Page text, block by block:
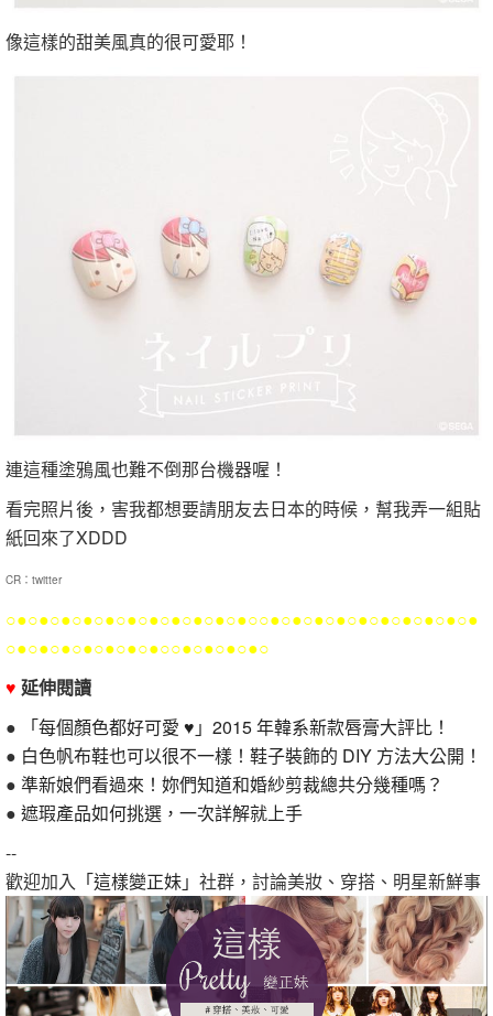
像這樣的甜美風真的很可愛耶！
連這種塗鴉風也難不倒那台機器喔！
看完照片後，害我都想要請朋友去日本的時候，幫我弄一組貼
紙回來了XDDD
CR：twitter
○●○●○●○●○●○●○●○●○●○●○●○○●○●○●○●○●○●○●○●○●○●
○●○●○●○●○●○●○●○○●○●○●○●○
♥ 延伸閱讀
●
「每個顏色都好可愛 ♥」2015 年韓系新款唇膏大評比！
● 白色帆布鞋也可以很不一樣！鞋子裝飾的 DIY 方法大公開！
● 準新娘們看過來！妳們知道和婚紗剪裁總共分幾種嗎？
● 遮瑕產品如何挑選，一次詳解就上手
--
歡迎加入 「這樣變正妹」 社群，討論美妝、穿搭、明星新鮮事